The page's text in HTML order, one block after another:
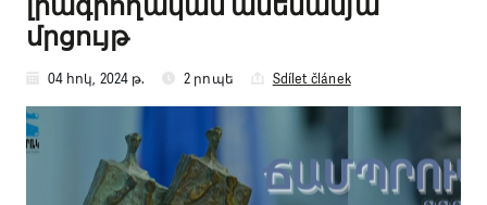
մրցույթ
04 հոկ, 2024 թ. 2 րոպե Sdílet článek